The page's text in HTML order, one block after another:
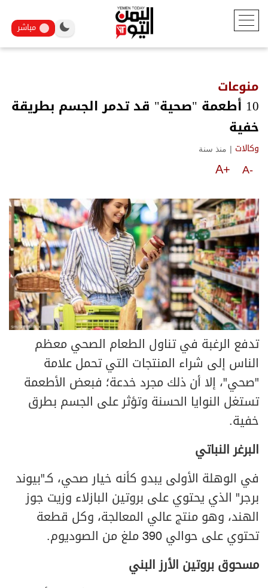
مباشر
منوعات
10 أطعمة "صحية" قد تدمر الجسم بطريقة
خفية
وكالات | منذ سنة
A-
A+
تدفع الرغبة في تناول الطعام الصحي معظم
الناس إلى شراء المنتجات التي تحمل علامة
"صحي"، إلا أن ذلك مجرد خدعة؛ فبعض الأطعمة
تستغل النوايا الحسنة وتؤثر على الجسم بطرق
خفية.
البرغر النباتي
في الوهلة الأولى يبدو كأنه خيار صحي، كـ"بيوند
برجر" الذي يحتوي على بروتين البازلاء وزيت جوز
الهند، وهو منتج عالي المعالجة، وكل قطعة
تحتوي على حوالي 390 ملغ من الصوديوم.
مسحوق بروتين الأرز البني